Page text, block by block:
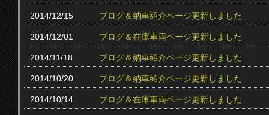
2014/12/15 ブログ＆納車紹介ページ更新しました
2014/12/01 ブログ＆在庫車両ページ更新しました
2014/11/18 ブログ＆納車紹介ページ更新しました
2014/10/20 ブログ＆納車紹介ページ更新しました
2014/10/14 ブログ＆在庫車両ページ更新しました